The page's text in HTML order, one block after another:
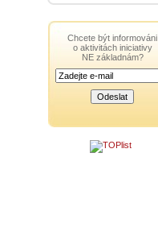
Chcete být informováni
o aktivitách iniciativy
NE základnám?